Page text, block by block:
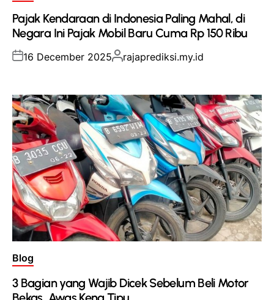
Pajak Kendaraan di Indonesia Paling Mahal, di
Negara Ini Pajak Mobil Baru Cuma Rp 150 Ribu
Posted
16 December 2025Posted
rajaprediksi.my.id
Posted
Blog
3 Bagian yang Wajib Dicek Sebelum Beli Motor